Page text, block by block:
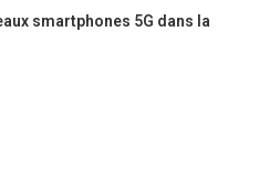
smartphones 5G dans la